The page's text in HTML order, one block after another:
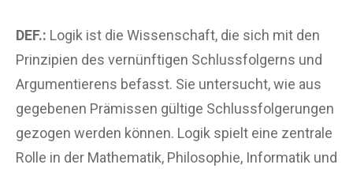
DEF.: Logik ist die Wissenschaft, die sich mit den
Prinzipien des vernünftigen Schlussfolgerns und
Argumentierens befasst. Sie untersucht, wie aus
gegebenen Prämissen gültige Schlussfolgerungen
gezogen werden können. Logik spielt eine zentrale
Rolle in der Mathematik, Philosophie, Informatik und